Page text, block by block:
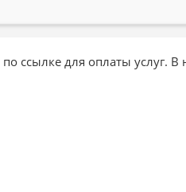
ссылке для оплаты услуг.